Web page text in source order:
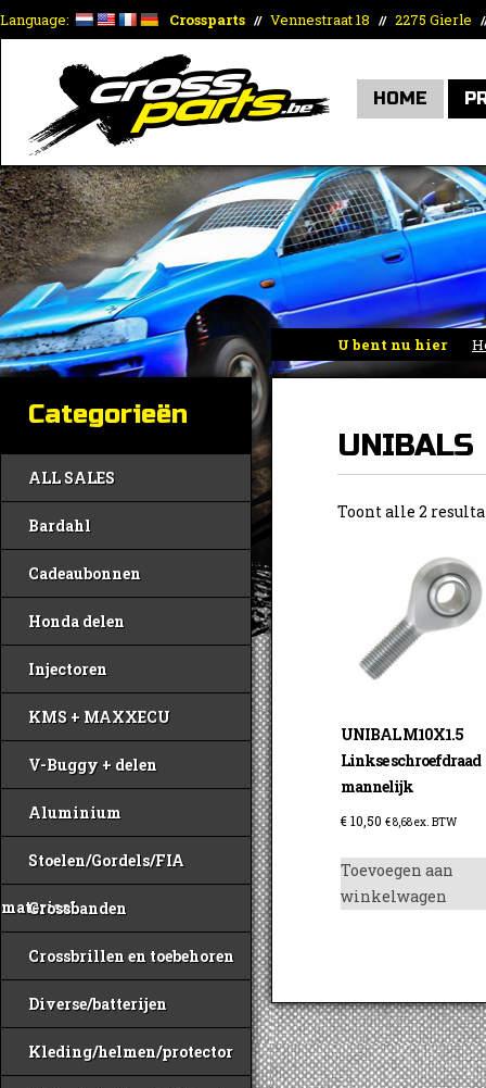
Language: Crossparts // Vennestraat 18 // 2275 Gierle
HOME
U bent nu hier
Categorieën
ALL SALES
Bardahl
Cadeaubonnen
Honda delen
Injectoren
KMS + MAXXECU
V-Buggy + delen
Aluminium
Stoelen/Gordels/FIA
materiaal
Crossbanden
Crossbrillen en toebehoren
Diverse/batterijen
Kleding/helmen/protector
UNIBALS
Toont alle 2
UNIBAL M10X1.5
Linkse schroefdraad
mannelijk
€10,50 €8,68ex. BTW
Toevoegen aan
winkelwagen